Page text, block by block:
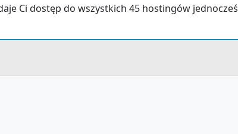
Ci dostęp do wszystkich 45 hostingów